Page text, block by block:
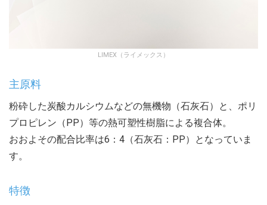
LIMEX（ライメックス）
主原料
粉砕した炭酸カルシウムなどの無機物（石灰石）と、ポリ
プロピレン（PP）等の熱可塑性樹脂による複合体。
おおよその配合比率は6：4（石灰石：PP）となっていま
す。
特徴